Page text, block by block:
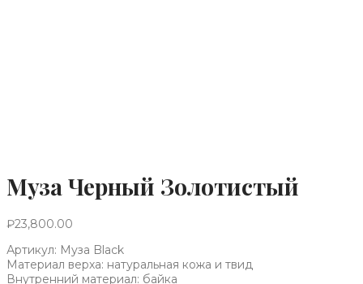
Муза Черный Золотистый
₽23,800.00
Артикул: Муза Black
Материал верха: натуральная кожа и твид
Внутренний материал: байка